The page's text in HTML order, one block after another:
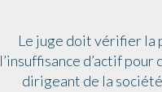
Le juge doit vérifier la
l’insuffisance d’actif pour
dirigeant de la